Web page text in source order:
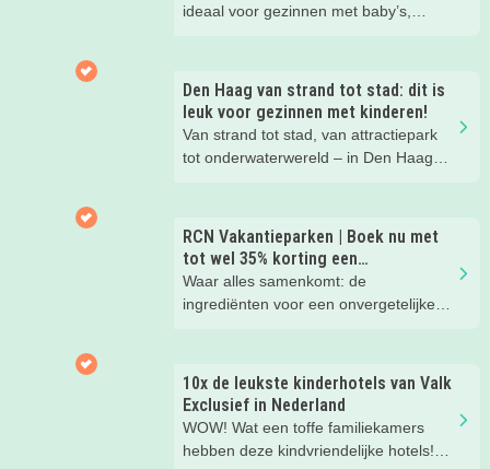
ideaal voor gezinnen met baby’s,
Den Haag van strand tot stad: dit is
leuk voor gezinnen met kinderen!
Van strand tot stad, van attractiepark
tot onderwaterwereld – in Den Haag
ontspannen met een lekkere lunch op
het strand en een duik in zee. Heerlijk!
RCN Vakantieparken | Boek nu met
tot wel 35% korting een
zomervakantie!
Waar alles samenkomt: de
ingrediënten voor een onvergetelijke
10x de leukste kinderhotels van Valk
Exclusief in Nederland
WOW! Wat een toffe familiekamers
hebben deze kindvriendelijke hotels!